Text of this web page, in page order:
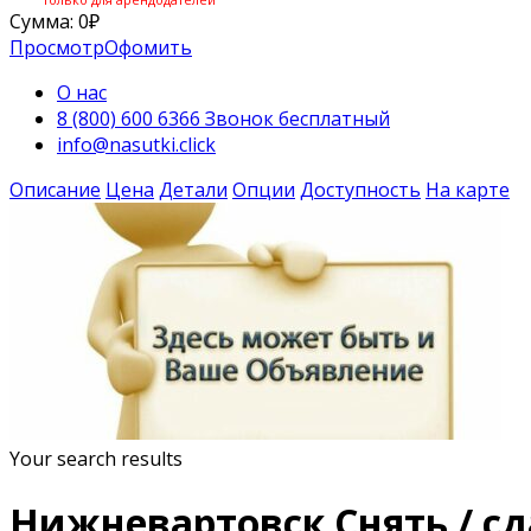
Сумма: 0₽
ПросмотрОфомить
О нас
8 (800) 600 6366 Звонок бесплатный
info@nasutki.click
Описание Цена Детали Опции Доступность На карте
Your search results